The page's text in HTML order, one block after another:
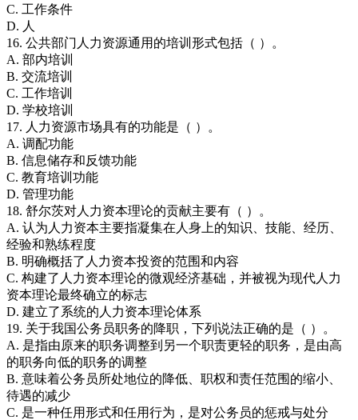
C. 工作条件
D. 人
16. 公共部门人力资源通用的培训形式包括（ ）。
A. 部内培训
B. 交流培训
C. 工作培训
D. 学校培训
17. 人力资源市场具有的功能是（ ）。
A. 调配功能
B. 信息储存和反馈功能
C. 教育培训功能
D. 管理功能
18. 舒尔茨对人力资本理论的贡献主要有（ ）。
A. 认为人力资本主要指凝集在人身上的知识、技能、经历、
经验和熟练程度
B. 明确概括了人力资本投资的范围和内容
C. 构建了人力资本理论的微观经济基础，并被视为现代人力
资本理论最终确立的标志
D. 建立了系统的人力资本理论体系
19. 关于我国公务员职务的降职，下列说法正确的是（ ）。
A. 是指由原来的职务调整到另一个职责更轻的职务，是由高
的职务向低的职务的调整
B. 意味着公务员所处地位的降低、职权和责任范围的缩小、
待遇的减少
C. 是一种任用形式和任用行为，是对公务员的惩戒与处分